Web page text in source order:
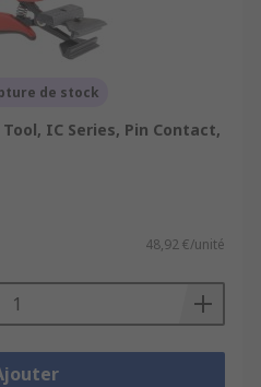
de stock
IC Series, Pin Contact,
48,92 €/unité